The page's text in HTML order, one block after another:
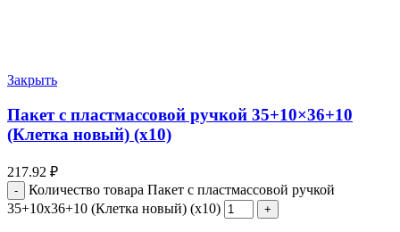
Закрыть
Пакет с пластмассовой ручкой 35+10×36+10
(Клетка новый) (х10)
217.92 ₽
Количество товара Пакет с пластмассовой ручкой
35+10x36+10 (Клетка новый) (х10)